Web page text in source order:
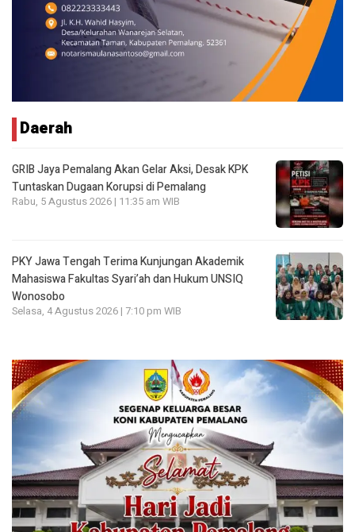
Daerah
GRIB Jaya Pemalang Akan Gelar Aksi, Desak KPK
Tuntaskan Dugaan Korupsi di Pemalang
Rabu, 5 Agustus 2026 | 11:35 am WIB
PKY Jawa Tengah Terima Kunjungan Akademik
Mahasiswa Fakultas Syari’ah dan Hukum UNSIQ
Wonosobo
Selasa, 4 Agustus 2026 | 7:10 pm WIB